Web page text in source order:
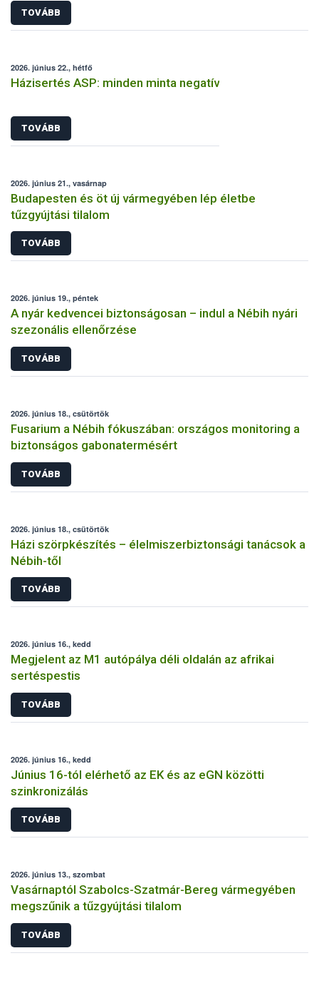
TOVÁBB
2026. június 22., hétfő
Házisertés ASP: minden minta negatív
TOVÁBB
2026. június 21., vasárnap
Budapesten és öt új vármegyében lép életbe
tűzgyújtási tilalom
TOVÁBB
2026. június 19., péntek
A nyár kedvencei biztonságosan – indul a Nébih nyári
szezonális ellenőrzése
TOVÁBB
2026. június 18., csütörtök
Fusarium a Nébih fókuszában: országos monitoring a
biztonságos gabonatermésért
TOVÁBB
2026. június 18., csütörtök
Házi szörpkészítés – élelmiszerbiztonsági tanácsok a
Nébih-től
TOVÁBB
2026. június 16., kedd
Megjelent az M1 autópálya déli oldalán az afrikai
sertéspestis
TOVÁBB
2026. június 16., kedd
Június 16-tól elérhető az EK és az eGN közötti
szinkronizálás
TOVÁBB
2026. június 13., szombat
Vasárnaptól Szabolcs-Szatmár-Bereg vármegyében
megszűnik a tűzgyújtási tilalom
TOVÁBB